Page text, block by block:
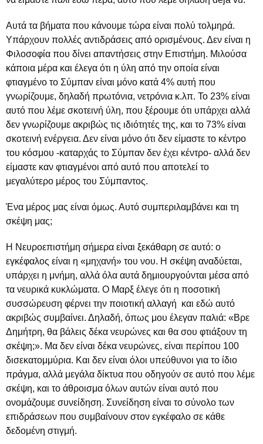
Αυτά τα βήματα που κάνουμε τώρα είναι πολύ τολμηρά.
Υπάρχουν πολλές αντιδράσεις από ορισμένους. Δεν είναι η
Φιλοσοφία που δίνει απαντήσεις στην Επιστήμη. Μιλούσα
κάποια μέρα και έλεγα ότι η ύλη από την οποία είναι
φτιαγμένο το Σύμπαν είναι μόνο κατά 4% αυτή που
γνωρίζουμε, δηλαδή πρωτόνια, νετρόνια κ.λπ. Το 23% είναι
αυτό που λέμε σκοτεινή ύλη, που ξέρουμε ότι υπάρχει αλλά
δεν γνωρίζουμε ακριβώς τις ιδιότητές της, και το 73% είναι
σκοτεινή ενέργεια. Δεν είναι μόνο ότι δεν είμαστε το κέντρο
του κόσμου -καταρχάς το Σύμπαν δεν έχει κέντρο- αλλά δεν
είμαστε καν φτιαγμένοι από αυτό που αποτελεί το
μεγαλύτερο μέρος του Σύμπαντος.
Ένα μέρος μας είναι όμως. Αυτό συμπεριλαμβάνει και τη
σκέψη μας;
Η Νευροεπιστήμη σήμερα είναι ξεκάθαρη σε αυτό: ο
εγκέφαλος είναι η «μηχανή» του νου. Η σκέψη αναδύεται,
υπάρχει η μνήμη, αλλά όλα αυτά δημιουργούνται μέσα από
τα νευρικά κυκλώματα. Ο Μαρξ έλεγε ότι η ποσοτική
συσσώρευση φέρνει την ποιοτική αλλαγή και εδώ αυτό
ακριβώς συμβαίνει. Δηλαδή, όπως μου έλεγαν παλιά: «Βρε
Δημήτρη, θα βάλεις δέκα νευρώνες και θα σου φτιάξουν τη
σκέψη;». Μα δεν είναι δέκα νευρώνες, είναι περίπου 100
δισεκατομμύρια. Και δεν είναι όλοι υπεύθυνοι για το ίδιο
πράγμα, αλλά μεγάλα δίκτυα που οδηγούν σε αυτό που λέμε
σκέψη, και το άθροισμα όλων αυτών είναι αυτό που
ονομάζουμε συνείδηση. Συνείδηση είναι το σύνολο των
επιδράσεων που συμβαίνουν στον εγκέφαλο σε κάθε
δεδομένη στιγμή.